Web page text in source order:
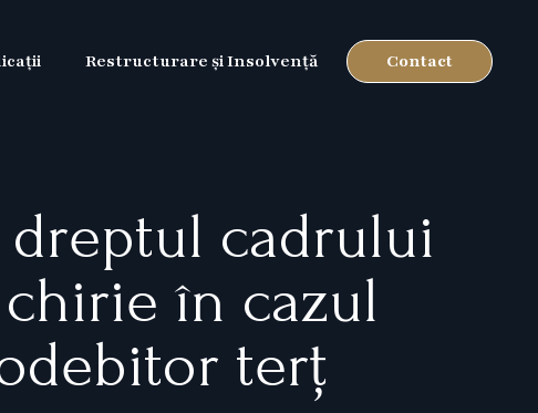
Restructurare și Insolvență Contact
dreptul cadrului
în cazul
terț